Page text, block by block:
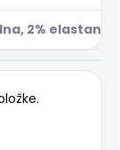
2% elastan